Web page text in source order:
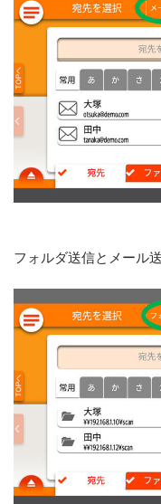
フォルダ送信とメール